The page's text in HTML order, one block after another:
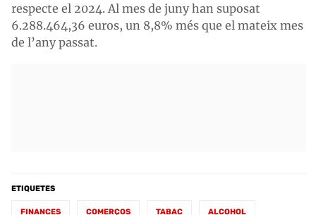
respecte el 2024. Al mes de juny han suposat
6.288.464,36 euros, un 8,8% més que el mateix mes
de l’any passat.
ETIQUETES
FINANCES COMERÇOS TABAC ALCOHOL